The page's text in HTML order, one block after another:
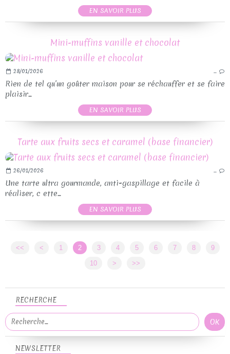
EN SAVOIR PLUS
Mini-muffins vanille et chocolat
28/01/2026 …
Rien de tel qu’un goûter maison pour se réchauffer et se faire
plaisir...
EN SAVOIR PLUS
Tarte aux fruits secs et caramel (base financier)
26/01/2026 …
Une tarte ultra gourmande, anti-gaspillage et facile à
réaliser, c ette...
EN SAVOIR PLUS
<< < 1 2 3 4 5 6 7 8
9
10
> >>
NEWSLETTER
RECHERCHE